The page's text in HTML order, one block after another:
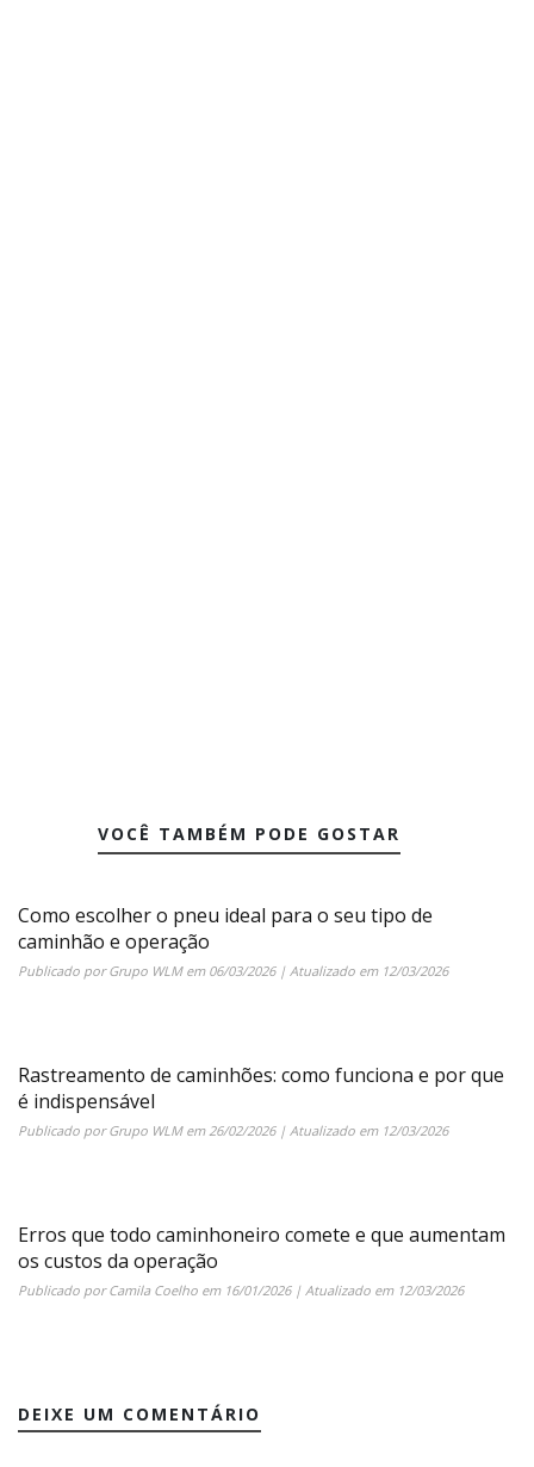
VOCÊ TAMBÉM PODE GOSTAR
Como escolher o pneu ideal para o seu tipo de
caminhão e operação
Publicado porGrupo WLMem 06/03/2026| Atualizado em 12/03/2026
Rastreamento de caminhões: como funciona e por que
é indispensável
Publicado porGrupo WLMem 26/02/2026| Atualizado em 12/03/2026
Erros que todo caminhoneiro comete e que aumentam
os custos da operação
Publicado porCamila Coelho em 16/01/2026| Atualizado em 12/03/2026
DEIXE UM COMENTÁRIO